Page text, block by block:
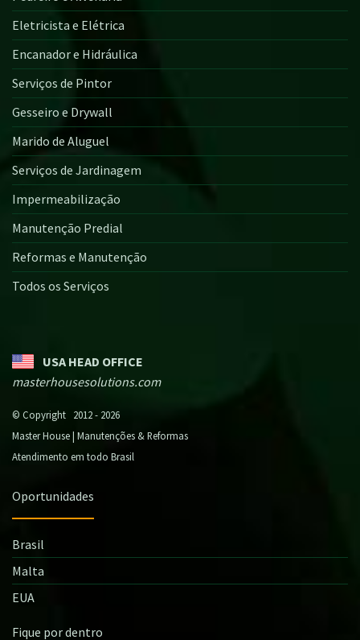
Eletricista e Elétrica
Encanador e Hidráulica
Serviços de Pintor
Gesseiro e Drywall
Marido de Aluguel
Serviços de Jardinagem
Impermeabilização
Manutenção Predial
Reformas e Manutenção
Todos os Serviços
USA HEAD OFFICE
masterhousesolutions.com
© Copyright 2012 - 2026
Master House | Manutenções & Reformas
Atendimento em todo Brasil
Oportunidades
Brasil
Malta
EUA
Fique por dentro